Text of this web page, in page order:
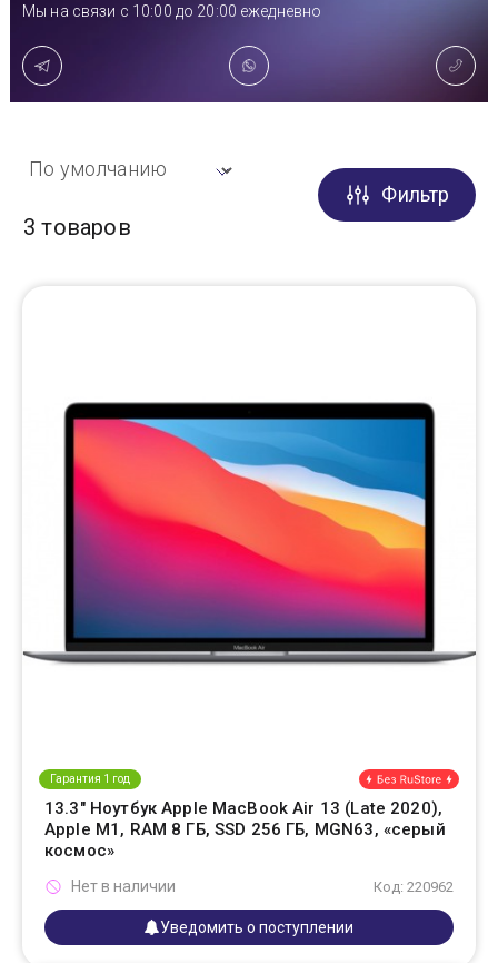
Мы на связи с 10:00 до 20:00 ежедневно
3 товаров
Фильтр
Гарантия 1 год
13.3" Ноутбук Apple MacBook Air 13 (Late 2020),
Apple M1, RAM 8 ГБ, SSD 256 ГБ, MGN63, «серый
космос»
Код: 220962
Нет в наличии
Уведомить о поступлении